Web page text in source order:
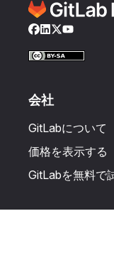
Facebook
LinkedIn
Twitter
YouTube
会社
GitLabについて
価格を表示する
GitLabを無料で